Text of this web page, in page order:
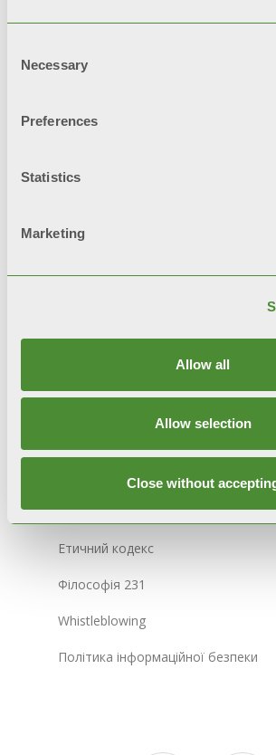
Selection
Necessary
Preferences
Statistics
Marketing
Allow all
Allow selection
Close without
Моделі: до 32 та 100
© FONDITAL S.p.A. Società a
Via Cerreto, 40 - 25079 VOBARNO
Інформація про конфіденційність
Політика використання файлів
Інтегрована системна політика
Етичний кодекс
Філософія 231
Whistleblowing
Політика інформаційної безпеки